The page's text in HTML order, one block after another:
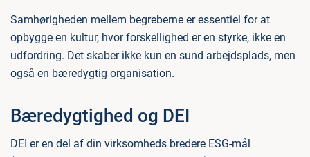
Samhørigheden mellem begreberne er essentiel for at
opbygge en kultur, hvor forskellighed er en styrke, ikke en
udfordring. Det skaber ikke kun en sund arbejdsplads, men
også en bæredygtig organisation.
Bæredygtighed og DEI
DEI er en del af din virksomheds bredere ESG-mål